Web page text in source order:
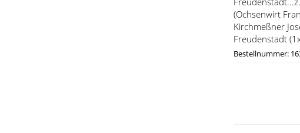
(Ochsenwirt
Kirchmeßner
Freudenstadt
Bestellnummer: